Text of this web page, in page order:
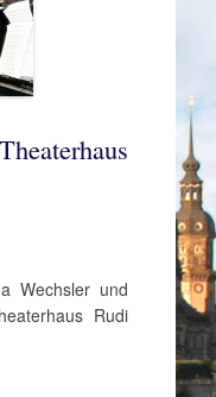
Wechsler und
Rudi